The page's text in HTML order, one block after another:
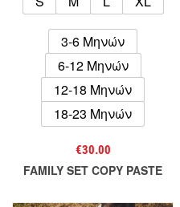
3-6 Μηνών
6-12 Μηνών
12-18 Μηνών
18-23 Μηνών
FAMILY SET COPY PASTE
€30.00